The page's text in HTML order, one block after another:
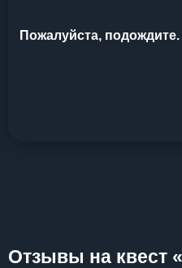
Пожалуйста, подождите.
Отзывы на квест